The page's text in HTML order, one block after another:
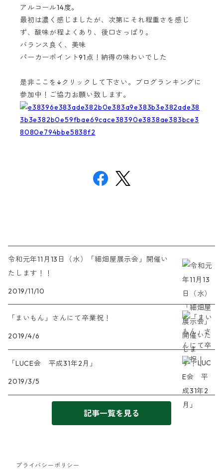
アルコール14度。
最初は濃く感じましたが、次第にそれ程重さを感じ
ず、酸味が程よくあり、後口さっぱり。
バランス良く、美味
パーカーポイント91点！納得の味わいでした
是非ここを↓クリックして下さい。ブログランキングに
参加中！ご協力お願い致します。
令和元年11月13日（水）「細畑屋展示会」開催い
たします！！
2019/11/10
「まいもん」さんにて卒業祝！
2019/4/6
「LUCE会 平成31年2月」
2019/3/5
記事一覧を見る
プライバシーポリシー